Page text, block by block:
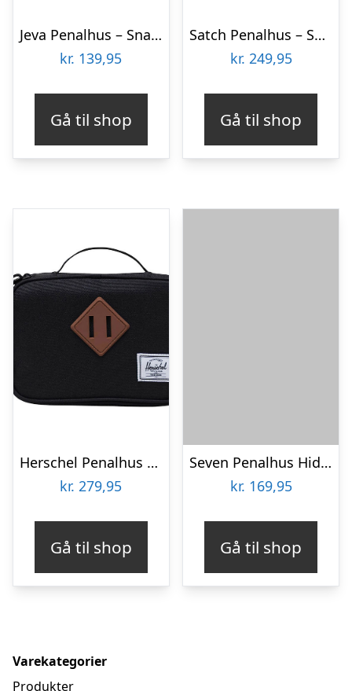
Jeva Penalhus – Snap – Space
kr. 139,95
Gå til shop
Satch Penalhus – Sun Catcher
kr. 249,95
Gå til shop
Herschel Penalhus – Heritage – EcoSystem – Sort
kr. 279,95
Gå til shop
Seven Penalhus Hiden Spot Boy
kr. 169,95
Gå til shop
Varekategorier
Produkter